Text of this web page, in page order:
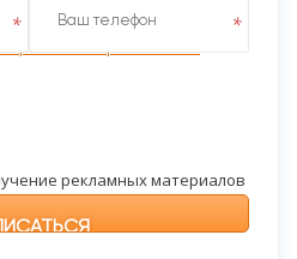
персональных данных
обработки персональных
рекламных материалов